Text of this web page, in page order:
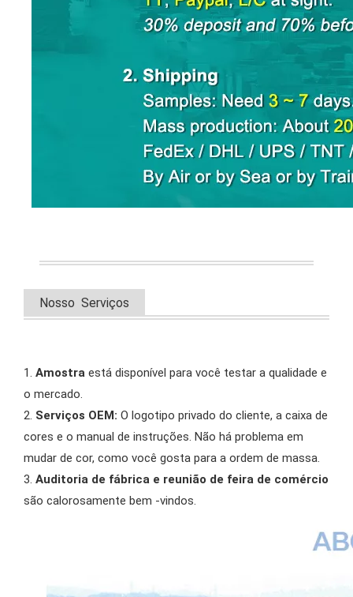
Nosso Serviços
1. Amostra está disponível para você testar a qualidade e
o mercado.
2. Serviços OEM: O logotipo privado do cliente, a caixa de
cores e o manual de instruções. Não há problema em
mudar de cor, como você gosta para a ordem de massa.
3. Auditoria de fábrica e reunião de feira de comércio
são calorosamente bem -vindos.